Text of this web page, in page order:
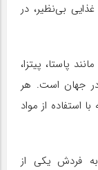
بی‌نظیر، در
پاستا، پیتزا،
در جهان است. هر
استفاده از مواد
فردش یکی از